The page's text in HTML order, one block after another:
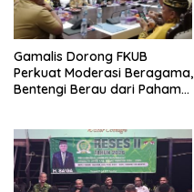
Gamalis Dorong FKUB
Perkuat Moderasi Beragama,
Bentengi Berau dari Paham